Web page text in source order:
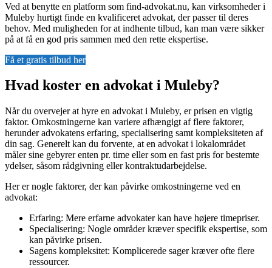
Ved at benytte en platform som find-advokat.nu, kan virksomheder i
Muleby hurtigt finde en kvalificeret advokat, der passer til deres
behov. Med muligheden for at indhente tilbud, kan man være sikker
på at få en god pris sammen med den rette ekspertise.
Få et gratis tilbud her
Hvad koster en advokat i Muleby?
Når du overvejer at hyre en advokat i Muleby, er prisen en vigtig
faktor. Omkostningerne kan variere afhængigt af flere faktorer,
herunder advokatens erfaring, specialisering samt kompleksiteten af
din sag. Generelt kan du forvente, at en advokat i lokalområdet
måler sine gebyrer enten pr. time eller som en fast pris for bestemte
ydelser, såsom rådgivning eller kontraktudarbejdelse.
Her er nogle faktorer, der kan påvirke omkostningerne ved en
advokat:
Erfaring: Mere erfarne advokater kan have højere timepriser.
Specialisering: Nogle områder kræver specifik ekspertise, som
kan påvirke prisen.
Sagens kompleksitet: Komplicerede sager kræver ofte flere
ressourcer.